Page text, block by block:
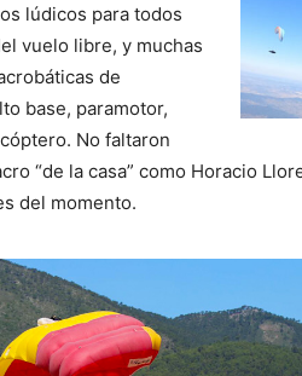
lúdicos para todos
vuelo libre, y muchas
de
base, paramotor,
No faltaron
“de la casa” como Horacio
del momento.